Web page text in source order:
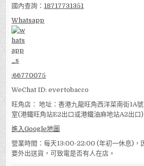
國內查詢： 18717731351
Whatsapp
:66770075
WeChat ID: evertobacco
旺角店： 地址：香港九龍旺角西洋菜南街1A
室(港鐵旺角站E2出口或港鐵油麻地站A2出口)
進入Google地圖
營業時間：每天13:00-22:00 (年初一休息)，
要外出送貨，可致電是否有人在店。